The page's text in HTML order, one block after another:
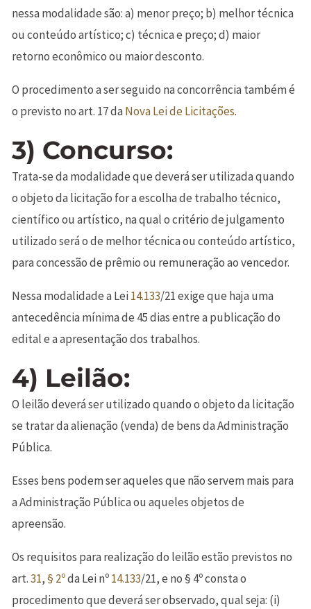
nessa modalidade são: a) menor preço; b) melhor técnica
ou conteúdo artístico; c) técnica e preço; d) maior
retorno econômico ou maior desconto.
O procedimento a ser seguido na concorrência também é
o previsto no art. 17 daNovaLei de Licitações.
3) Concurso:
Trata-se da modalidade que deverá ser utilizada quando
o objeto da licitação for a escolha de trabalho técnico,
científico ou artístico, na qual o critério de julgamento
utilizado será o de melhor técnica ou conteúdo artístico,
para concessão de prêmio ou remuneração ao vencedor.
Nessa modalidade a Lei14.133/21 exige que haja uma
antecedência mínima de 45 dias entre a publicação do
edital e a apresentação dos trabalhos.
4) Leilão:
O leilão deverá ser utilizado quando o objeto da licitação
se tratar da alienação (venda) de bens da Administração
Pública.
Esses bens podem ser aqueles que não servem mais para
a Administração Pública ou aqueles objetos de
apreensão.
Os requisitos para realização do leilão estão previstos no
art.31,§ 2ºda Lei nº14.133/21, e no § 4º consta o
procedimento que deverá ser observado, qual seja: (i)